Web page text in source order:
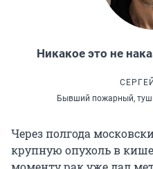
Никакое это не
Бывший пожарный,
Через полгода
крупную опухоль в